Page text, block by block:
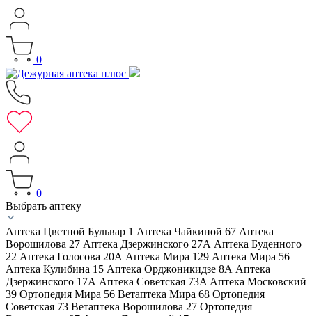
0
0
Выбрать аптеку
Аптека Цветной Бульвар 1 Аптека Чайкиной 67 Аптека
Ворошилова 27 Аптека Дзержинского 27А Аптека Буденного
22 Аптека Голосова 20А Аптека Мира 129 Аптека Мира 56
Аптека Кулибина 15 Аптека Орджоникидзе 8А Аптека
Дзержинского 17А Аптека Советская 73A Аптека Московский
39 Ортопедия Мира 56 Ветаптека Мира 68 Ортопедия
Советская 73 Ветаптека Ворошилова 27 Ортопедия